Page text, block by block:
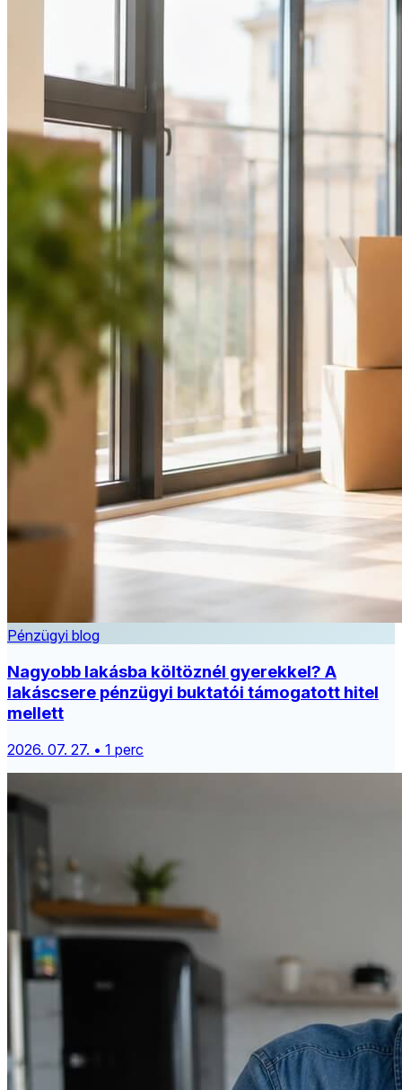
Pénzügyi blog
Nagyobb lakásba költöznél gyerekkel? A
lakáscsere pénzügyi buktatói támogatott hitel
mellett
2026. 07. 27. • 1 perc